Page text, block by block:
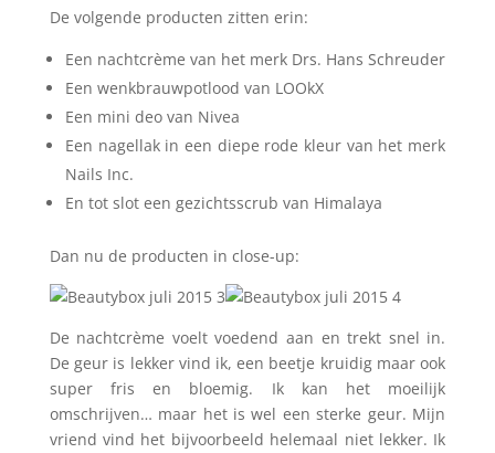
De volgende producten zitten erin:
Een nachtcrème van het merk Drs. Hans Schreuder
Een wenkbrauwpotlood van LOOkX
Een mini deo van Nivea
Een nagellak in een diepe rode kleur van het merk
Nails Inc.
En tot slot een gezichtsscrub van Himalaya
Dan nu de producten in close-up:
De nachtcrème voelt voedend aan en trekt snel in.
De geur is lekker vind ik, een beetje kruidig maar ook
super fris en bloemig. Ik kan het moeilijk
omschrijven… maar het is wel een sterke geur. Mijn
vriend vind het bijvoorbeeld helemaal niet lekker. Ik